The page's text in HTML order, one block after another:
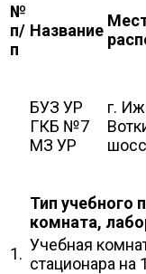
№
п/
п
Название
БУЗ УР
ГКБ №7
МЗ УР
г.
Тип учебного
комната,
1. Учебная
стационара